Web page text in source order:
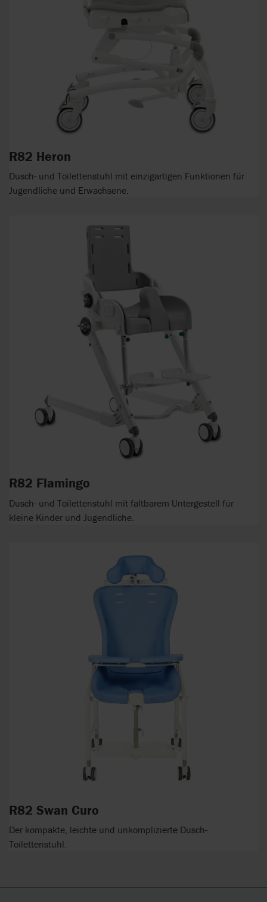
R82 Heron
Dusch- und Toilettenstuhl mit einzigartigen Funktionen für
Jugendliche und Erwachsene.
R82 Flamingo
Dusch- und Toilettenstuhl mit faltbarem Untergestell für
kleine Kinder und Jugendliche.
R82 Swan Curo
Der kompakte, leichte und unkomplizierte Dusch-
Toilettenstuhl.